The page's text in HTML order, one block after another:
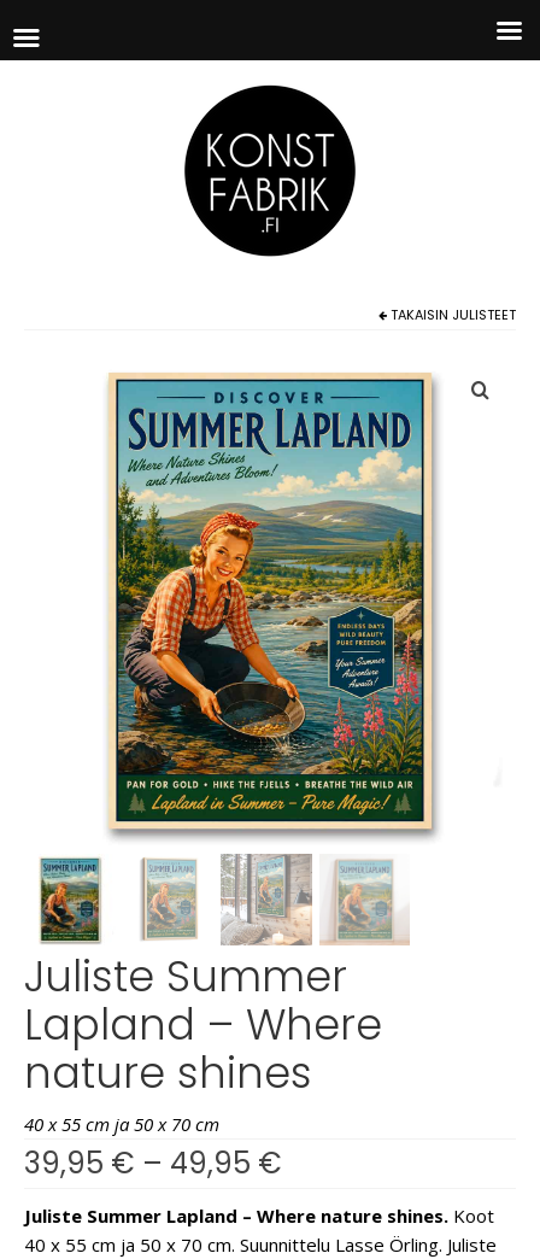
TAKAISIN JULISTEET
Juliste Summer
Lapland – Where
nature shines
40 x 55 cm ja 50 x 70 cm
39,95 € – 49,95 €
Juliste Summer Lapland – Where nature shines. Koot
40 x 55 cm ja 50 x 70 cm. Suunnittelu Lasse Örling. Juliste